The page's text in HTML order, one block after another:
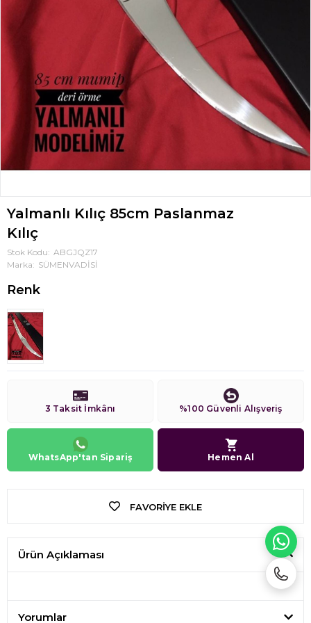
Yalmanlı Kılıç 85cm Paslanmaz
Kılıç
Stok Kodu ABGJQZ17
Marka
SÜMENVADİSİ
Renk
3 Taksit İmkânı %100 Güvenli Alışveriş
WhatsApp'tan Sipariş Hemen Al
FAVORIYE EKLE
Ürün Açıklaması
Yorumlar